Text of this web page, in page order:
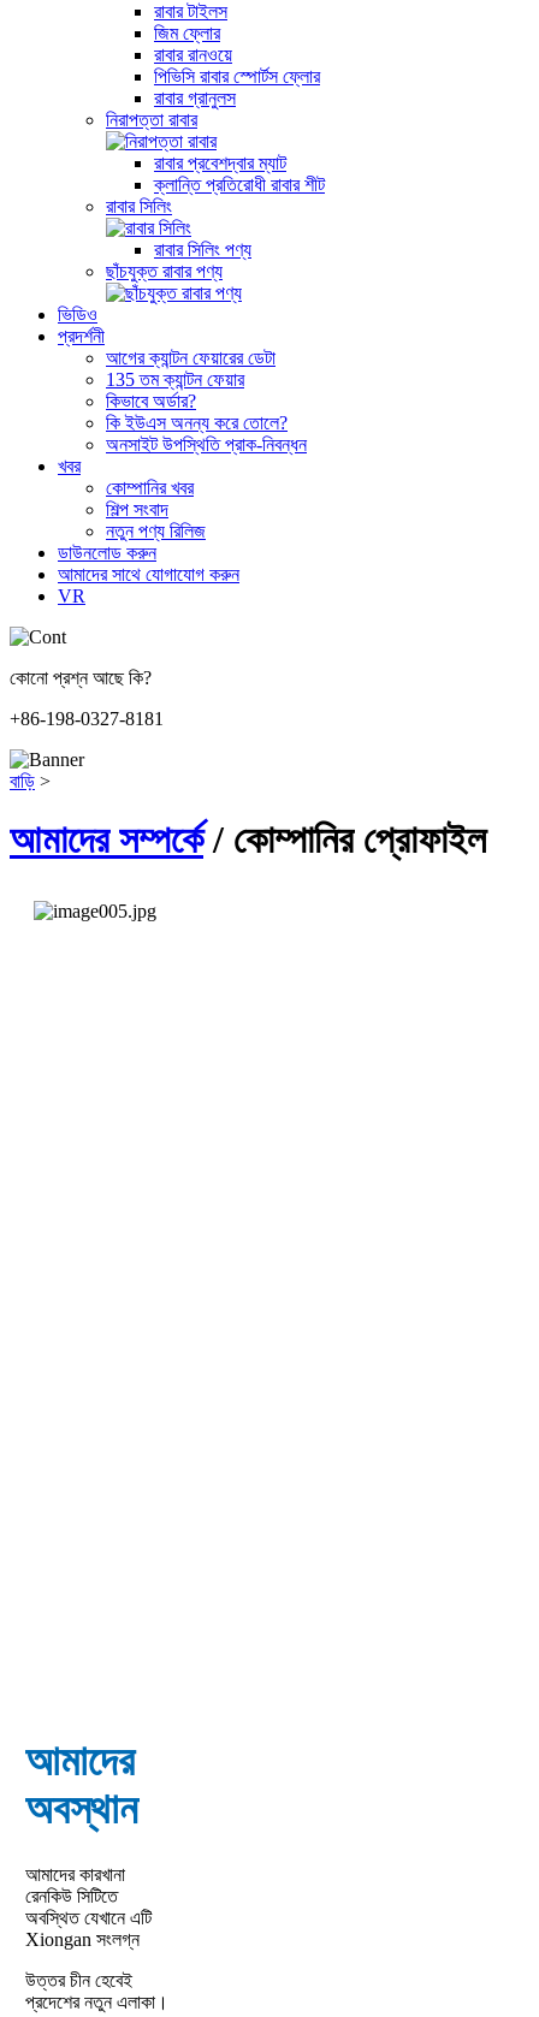
রাবার টাইলস
জিম ফ্লোর
রাবার রানওয়ে
পিভিসি রাবার স্পোর্টস ফ্লোর
রাবার গ্রানুলস
নিরাপত্তা রাবার
রাবার প্রবেশদ্বার ম্যাট
ক্লান্তি প্রতিরোধী রাবার শীট
রাবার সিলিং
রাবার সিলিং পণ্য
ছাঁচযুক্ত রাবার পণ্য
ভিডিও
প্রদর্শনী
আগের ক্যান্টন ফেয়ারের ডেটা
135 তম ক্যান্টন ফেয়ার
কিভাবে অর্ডার?
কি ইউএস অনন্য করে তোলে?
অনসাইট উপস্থিতি প্রাক-নিবন্ধন
খবর
কোম্পানির খবর
শিল্প সংবাদ
নতুন পণ্য রিলিজ
ডাউনলোড করুন
আমাদের সাথে যোগাযোগ করুন
VR
কোনো প্রশ্ন আছে কি?
+86-198-0327-8181
বাড়ি >
আমাদের সম্পর্কে/ কোম্পানির প্রোফাইল
আমাদের
অবস্থান
আমাদের কারখানা
রেনকিউ সিটিতে
অবস্থিত যেখানে এটি
Xiongan সংলগ্ন
উত্তর চীন হেবেই
প্রদেশের নতুন এলাকা।